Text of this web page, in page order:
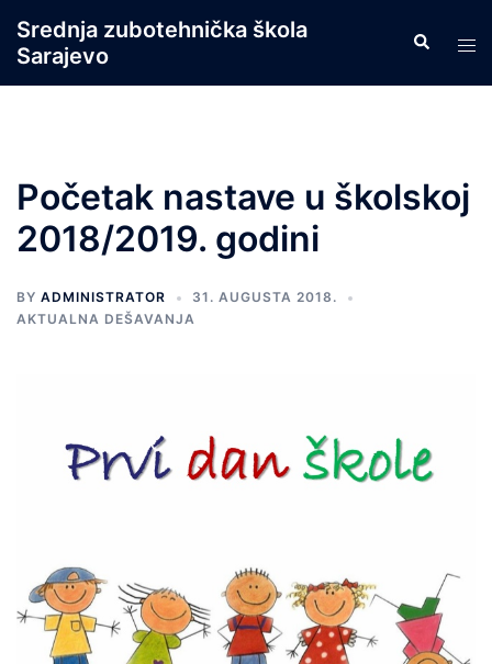
content
Srednja zubotehnička škola
Sarajevo
Search
Početak nastave u školskoj
2018/2019. godini
BY ADMINISTRATOR
31. AUGUSTA 2018.
AKTUALNA DEŠAVANJA